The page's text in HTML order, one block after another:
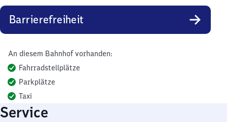
Barrierefreiheit
An diesem Bahnhof vorhanden:
Fahrradstellplätze
Parkplätze
Taxi
Service